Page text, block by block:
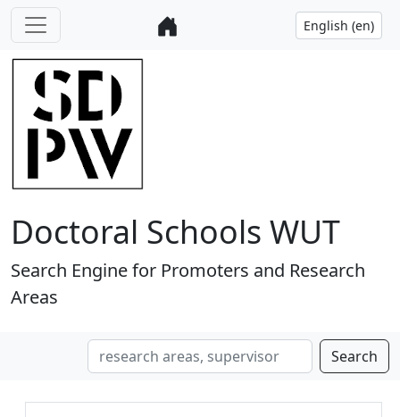
Doctoral Schools WUT
Search Engine for Promoters and Research
Areas
Search